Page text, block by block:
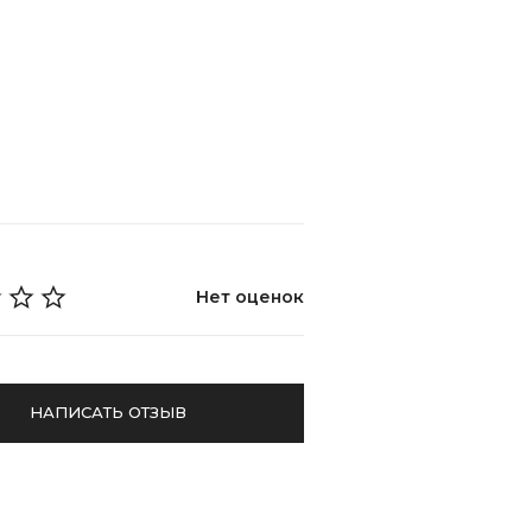
Нет оценок
НАПИСАТЬ ОТЗЫВ